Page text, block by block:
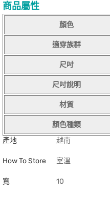
商品屬性
顏色
適穿族群
尺吋
尺吋說明
材質
顏色種類
產地
越南
How To Store 室溫
寬 10